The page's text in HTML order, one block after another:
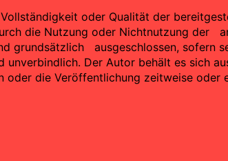
oder Qualität der
die Nutzung oder Nichtnutzung der
grundsätzlich ausgeschlossen, sofern
Der Autor behält es sich
die Veröffentlichung zeitweise oder